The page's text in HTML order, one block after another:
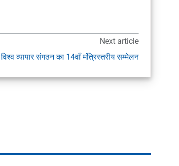
Next article
विश्व व्यापार संगठन का 14वाँ मंत्रिस्तरीय सम्मेलन